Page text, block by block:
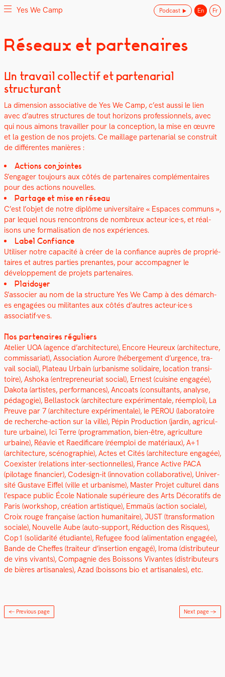
Skip
toYes We Camp
Utilisation inventive des espaces disponibles
Réseaux et partenaires
Un travail collectif et partenarial
structurant
La dimen­sion asso­cia­tive de Yes We Camp, c’est aus­si le lien
avec d’autres struc­tures de tout hori­zons pro­fes­sion­nels, avec
qui nous aimons tra­vailler pour la con­cep­tion, la mise en œuvre
et la ges­tion de nos pro­jets. Ce mail­lage parte­nar­i­al se con­stru­it
de dif­férentes manières :
Actions con­jointes
S’engager tou­jours aux côtés de parte­naires com­plé­men­taires
pour des actions nou­velles.
Partage et mise en réseau
C’est l’objet de notre diplôme uni­ver­si­taire « Espaces com­muns »,
par lequel nous ren­con­trons de nom­breux acteur·ice·s, et réal­
isons une for­mal­i­sa­tion de nos expéri­ences.
Label Con­fi­ance
Utilis­er notre capac­ité à créer de la con­fi­ance auprès de pro­prié­
taires et autres par­ties prenantes, pour accom­pa­g­n­er le
développe­ment de pro­jets parte­naires.
Plaidoy­er
S’associer au nom de la struc­ture Yes We Camp à des démarch­
es engagées ou mil­i­tantes aux côtés d’autres acteur·ice·s
associatif·ve·s.
Nos parte­naires réguliers
Ate­lier UOA (agence d’architecture), Encore Heureux (archi­tec­ture,
com­mis­sari­at), Asso­ci­a­tion Aurore (héberge­ment d’urgence, tra­
vail social), Plateau Urbain (urban­isme sol­idaire, loca­tion tran­si­
toire), Ashoka (entre­pre­neuri­at social), Ernest (cui­sine engagée),
Dako­ta (artistes, per­for­mances), Ancoats (con­sul­tants, analyse,
péd­a­gogie), Bel­la­s­tock (archi­tec­ture expéri­men­tale, réem­ploi), La
Preuve par 7 (archi­tec­ture expéri­men­tale), le PEROU (lab­o­ra­toire
de recherche-action sur la ville), Pépin Pro­duc­tion (jardin, agri­cul­
ture urbaine), Ici Terre (pro­gram­ma­tion, bien-être, agri­cul­ture
urbaine), Réavie et Raed­i­fi­care (réem­ploi de matéri­aux), A+1
(archi­tec­ture, scéno­gra­phie), Actes et Cités (archi­tec­ture engagée),
Coex­is­ter (rela­tions inter-sec­tion­nelles), France Active PACA
(pilotage financier), Code­sign-it (inno­va­tion col­lab­o­ra­tive), Uni­ver­
sité Gus­tave Eif­fel (ville et urban­isme), Mas­ter Pro­jet cul­turel dans
l’espace pub­lic École Nationale supérieure des Arts Déco­rat­ifs de
Paris (work­shop, créa­tion artis­tique), Emmaüs (action sociale),
Croix rouge française (action human­i­taire), JUST (trans­for­ma­tion
sociale), Nou­velle Aube (auto-sup­port, Réduc­tion des Risques),
Cop1 (sol­i­dar­ité étu­di­ante), Refugee food (ali­men­ta­tion engagée),
Bande de Cheffes (trai­teur d’insertion engagé), Iro­ma (dis­trib­u­teur
de vins vivants), Com­pag­nie des Bois­sons Vivantes (dis­trib­u­teurs
de bières arti­sanales), Azad (bois­sons bio et arti­sanales), etc.
← Previous page Next page →
Yes We Camp Podcast En Fr